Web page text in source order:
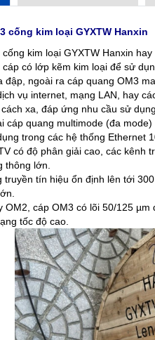
cống kim loại GYXTW Hanxin
kim loại GYXTW Hanxin
có lớp kẽm kim loại để sử
đập, ngoài ra cáp quang OM3
vụ internet, mạng LAN, hay
xa, đáp ứng nhu cầu sử
cáp quang multimode (đa
trong các hệ thống Ethernet
có độ phân giải cao, các
thông lớn.
truyền tín hiệu ổn định lên tới
OM2, cáp OM3 có lõi 50/125
tốc độ cao.